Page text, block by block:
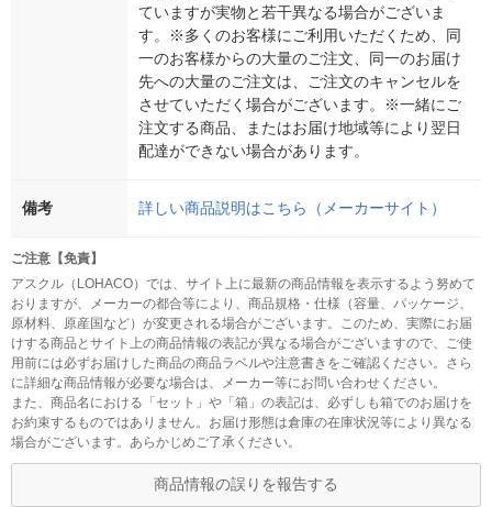
ていますが実物と若干異なる場合がございま
す。※多くのお客様にご利用いただくため、同
一のお客様からの大量のご注文、同一のお届け
先への大量のご注文は、ご注文のキャンセルを
させていただく場合がございます。※一緒にご
注文する商品、またはお届け地域等により翌日
配達ができない場合があります。
備考 詳しい商品説明はこちら（メーカーサイト）
ご注意【免責】
アスクル（LOHACO）では、サイト上に最新の商品情報を表示するよう努めて
おりますが、メーカーの都合等により、商品規格・仕様（容量、パッケージ、
原材料、原産国など）が変更される場合がございます。このため、実際にお届
けする商品とサイト上の商品情報の表記が異なる場合がございますので、ご使
用前には必ずお届けした商品の商品ラベルや注意書きをご確認ください。さら
に詳細な商品情報が必要な場合は、メーカー等にお問い合わせください。
また、商品名における「セット」や「箱」の表記は、必ずしも箱でのお届けを
お約束するものではありません。お届け形態は倉庫の在庫状況等により異なる
場合がございます。あらかじめご了承ください。
商品情報の誤りを報告する